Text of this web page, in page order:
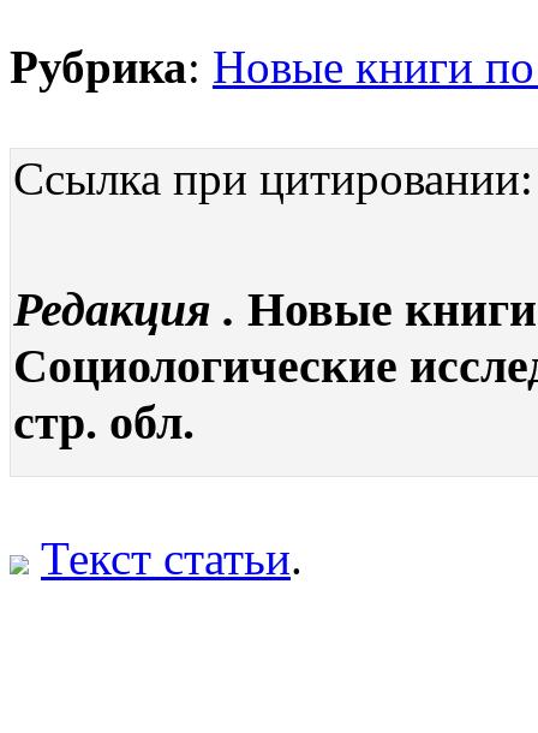
Рубрика: Новые книги
Ссылка при цитировании:
Редакция . Новые
Социологические
стр. обл.
Текст статьи.